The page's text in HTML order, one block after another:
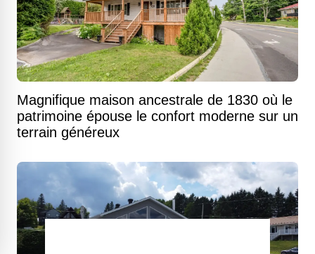
Magnifique maison ancestrale de 1830 où le
patrimoine épouse le confort moderne sur un
terrain généreux